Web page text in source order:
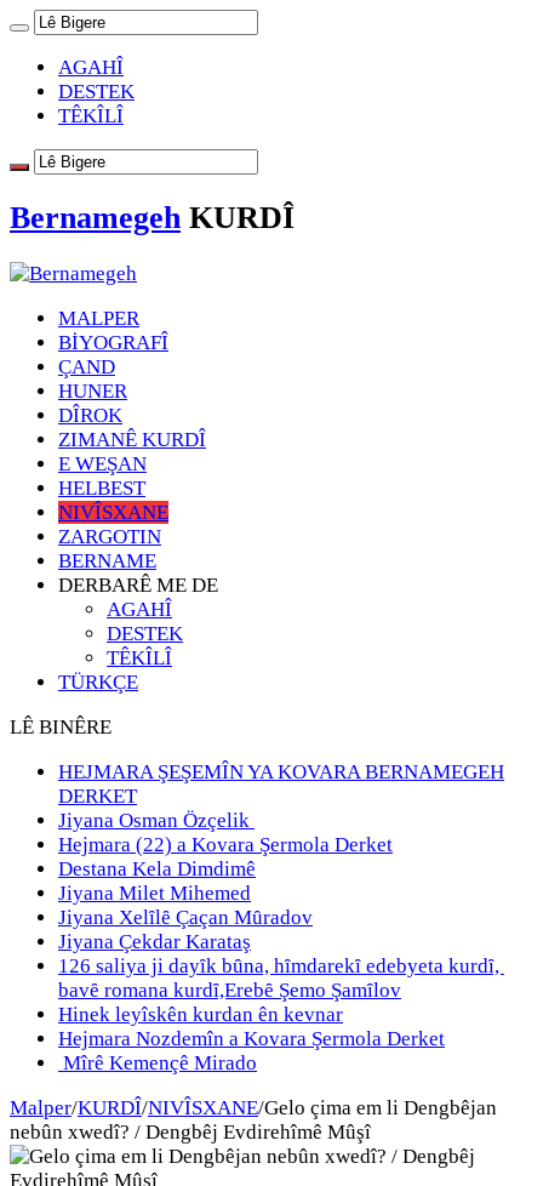
AGAHÎ
DESTEK
TÊKÎLÎ
Bernamegeh KURDÎ
MALPER
BİYOGRAFÎ
ÇAND
HUNER
DÎROK
ZIMANÊ KURDÎ
E WEŞAN
HELBEST
NIVÎSXANE
ZARGOTIN
BERNAME
DERBARÊ ME DE
AGAHÎ
DESTEK
TÊKÎLÎ
TÜRKÇE
LÊ BINÊRE
HEJMARA ŞEŞEMÎN YA KOVARA BERNAMEGEH
DERKET
Jiyana Osman Özçelik
Hejmara (22) a Kovara Şermola Derket
Destana Kela Dimdimê
Jiyana Milet Mihemed
Jiyana Xelȋlȇ Çaçan Mȗradov
Jiyana Çekdar Karataş
126 saliya ji dayȋk bȗna, hȋmdarekȋ edebyeta kurdȋ,
bavȇ romana kurdȋ,Erebȇ Şemo Şamȋlov
Hinek leyîskên kurdan ên kevnar
Hejmara Nozdemîn a Kovara Şermola Derket
Mîrê Kemençê Mirado
Malper/KURDÎ/NIVÎSXANE/Gelo çima em li Dengbêjan
nebûn xwedî? / Dengbêj Evdirehîmê Mûşî